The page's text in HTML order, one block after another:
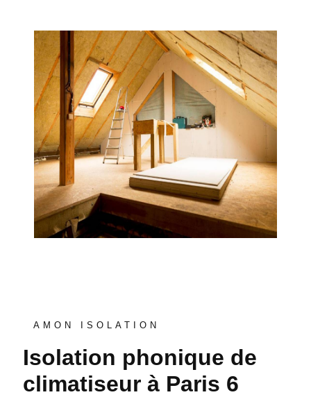
AMON ISOLATION
isolation phonique de
climatiseur à Paris 6